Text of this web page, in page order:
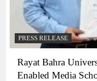
PRESS RELEASE
Rayat Bahra
Enabled Media